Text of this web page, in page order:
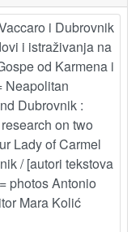
i Dubrovnik
i istraživanja na
od Karmena i
Neapolitan
Dubrovnik :
on two
Lady of Carmel
/ [autori tekstova
photos Antonio
Mara Kolić